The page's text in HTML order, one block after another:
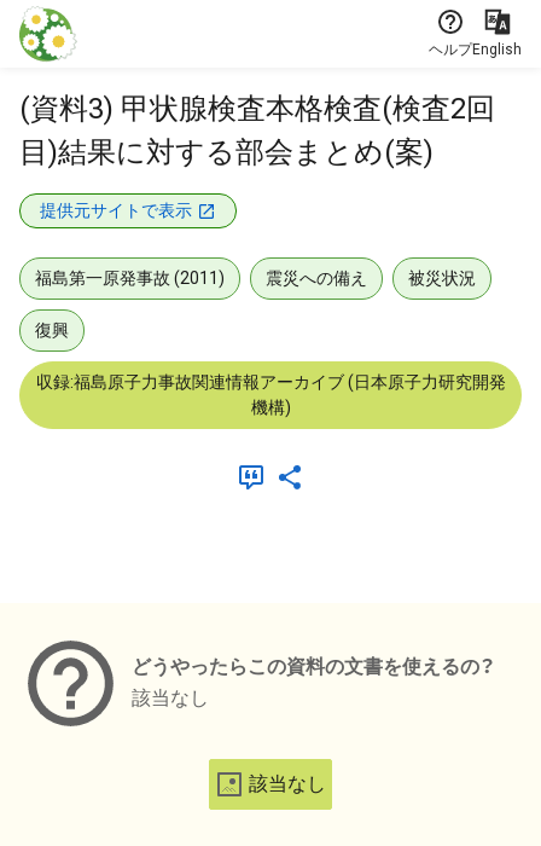
本文に飛ぶ
ヘルプEnglish
(資料3) 甲状腺検査本格検査(検査2回
目)結果に対する部会まとめ(案)
提供元サイトで表示
福島第一原発事故 (2011) 震災への備え 被災状況
復興
収録:福島原子力事故関連情報アーカイブ (日本原子力研究開発
機構)
どうやったらこの資料の文書を使えるの？
該当なし
該当なし